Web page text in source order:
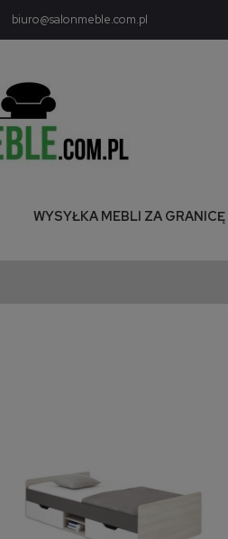
biuro@salonmeble.com.pl
WYSYŁKA MEBLI ZA GRANICĘ